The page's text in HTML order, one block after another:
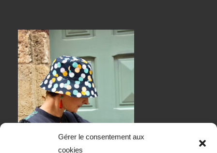
Gérer le consentement aux
cookies